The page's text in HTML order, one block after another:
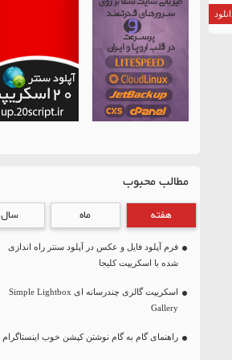
مطالب محبوب
هفته ماه سال
فرم آپلود فایل و عکس در آپلود سنتر راه اندازی
شده با اسکریپت کلیجا
اسکریپت گالری چندرسانه ای Simple Lightbox
Gallery
راهنمای گام به گام نوشتن کپشن خوب اینستاگرام